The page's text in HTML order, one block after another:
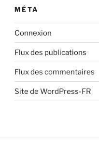
MÉTA
Connexion
Flux des publications
Flux des commentaires
Site de WordPress-FR